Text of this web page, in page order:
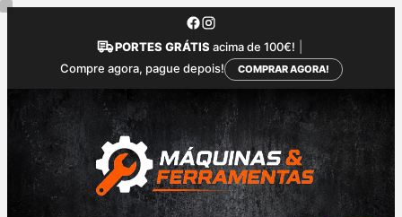
Saltar
conteúdo
PORTES GRÁTIS acima de 100€!
Compre agora, pague depois!
COMPRAR AGORA!